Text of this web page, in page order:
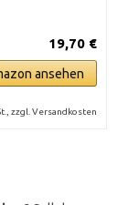
19,70 €
ansehen
zzgl. Versandkosten